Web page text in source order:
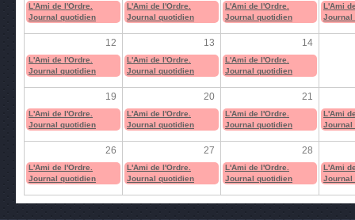
L'Ami de l'Ordre.
Journal quotidien
L'Ami de l'Ordre.
Journal quotidien
L'Ami de l'Ordre.
Journal quotidien
L'Ami
Journal
12 13 14
L'Ami de l'Ordre.
Journal quotidien
L'Ami de l'Ordre.
Journal quotidien
L'Ami de l'Ordre.
Journal quotidien
19 20 21
L'Ami de l'Ordre.
Journal quotidien
L'Ami de l'Ordre.
Journal quotidien
L'Ami de l'Ordre.
Journal quotidien
L'Ami
Journal
26 27 28
L'Ami de l'Ordre.
Journal quotidien
L'Ami de l'Ordre.
Journal quotidien
L'Ami de l'Ordre.
Journal quotidien
L'Ami
Journal